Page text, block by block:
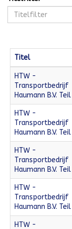
Titel
HTW -
Transportbedrijf
Haumann B.V.
HTW -
Transportbedrijf
Haumann B.V.
HTW -
Transportbedrijf
Haumann B.V.
HTW -
Transportbedrijf
Haumann B.V.
HTW -